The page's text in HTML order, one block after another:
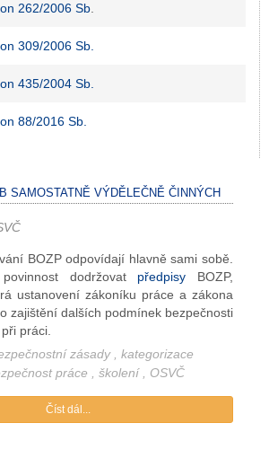
262/2006 Sb
309/2006 Sb.
435/2004 Sb.
88/2016 Sb.
SAMOSTATNĚ VÝDĚLEČNĚ ČINNÝCH
BOZP odpovídají hlavně sami sobě.
dodržovat předpisy BOZP,
ustanovení zákoníku práce a zákona
zajištění dalších podmínek bezpečnosti
práci.
zásady , kategorizace
práce , školení , OSVČ
Číst dál...